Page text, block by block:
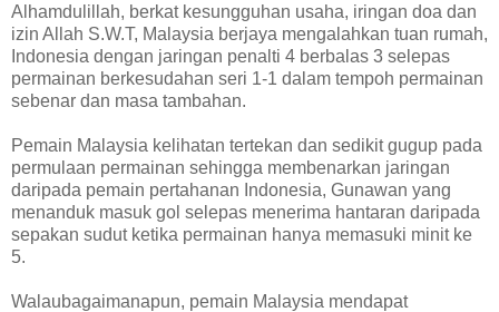
Alhamdulillah, berkat kesungguhan usaha, iringan doa dan
izin Allah S.W.T, Malaysia berjaya mengalahkan tuan rumah,
Indonesia dengan jaringan penalti 4 berbalas 3 selepas
permainan berkesudahan seri 1-1 dalam tempoh permainan
sebenar dan masa tambahan.
Pemain Malaysia kelihatan tertekan dan sedikit gugup pada
permulaan permainan sehingga membenarkan jaringan
daripada pemain pertahanan Indonesia, Gunawan yang
menanduk masuk gol selepas menerima hantaran daripada
sepakan sudut ketika permainan hanya memasuki minit ke
5.
Walaubagaimanapun, pemain Malaysia mendapat